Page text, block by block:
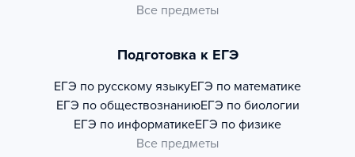
Все предметы
Подготовка к ЕГЭ
ЕГЭ по русскому языкуЕГЭ по математике
ЕГЭ по обществознаниюЕГЭ по биологии
ЕГЭ по информатикеЕГЭ по физике
Все предметы